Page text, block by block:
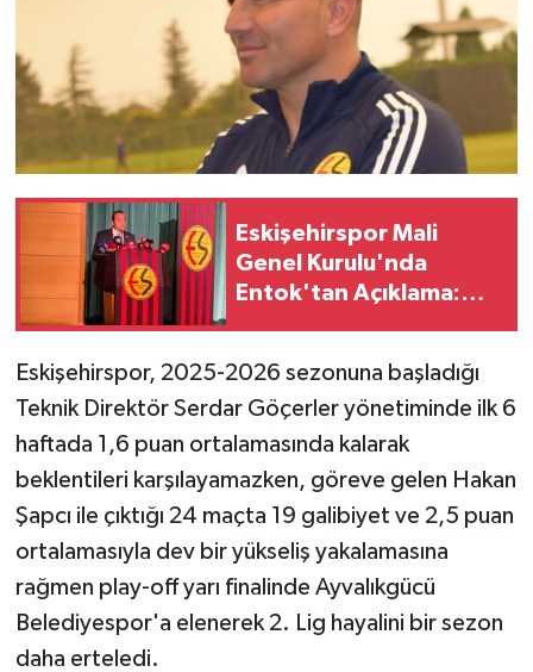
Eskişehirspor Mali
Genel Kurulu'nda
Entok'tan Açıklama:
Eskişehirspor, 2025-2026 sezonuna başladığı
Teknik Direktör Serdar Göçerleryönetiminde ilk 6
haftada 1,6 puan ortalamasında kalarak
beklentileri karşılayamazken, göreve gelen Hakan
Şapcı ile çıktığı 24 maçta 19 galibiyet ve 2,5 puan
ortalamasıyla dev bir yükseliş yakalamasına
rağmen play-off yarı finalinde Ayvalıkgücü
Belediyespor'a elenerek 2. Lig hayalini bir sezon
daha erteledi.